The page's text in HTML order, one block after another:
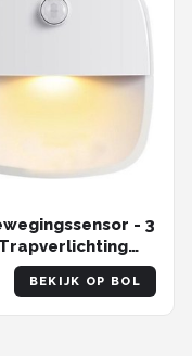
- 3
BEKIJK OP BOL